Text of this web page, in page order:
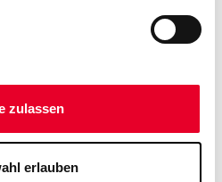
zulassen
erlauben